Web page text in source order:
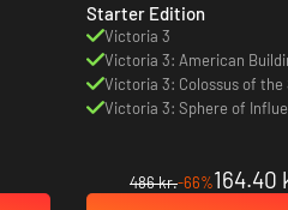
Starter Edition
Victoria 3
Victoria 3: American
Victoria 3: Colossus of the
Victoria 3: Sphere of
486 kr.-66%164.40